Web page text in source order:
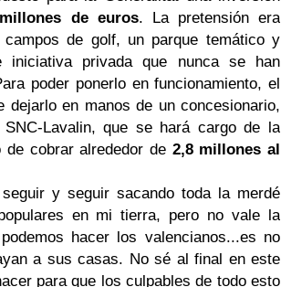
de euros. La pretensión era
campos de golf, un parque temático y
iniciativa privada que nunca se han
poder ponerlo en funcionamiento, el
dejarlo en manos de un concesionario,
SNC-Lavalin, que se hará cargo de la
de cobrar alrededor de 2,8 millones al
y seguir sacando toda la merdé
en mi tierra, pero no vale la
hacer los valencianos...es no
a sus casas. No sé al final en este
para que los culpables de todo esto